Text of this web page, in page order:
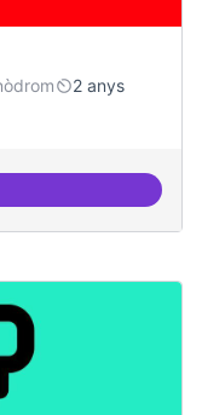
2 anys
re-avaluació